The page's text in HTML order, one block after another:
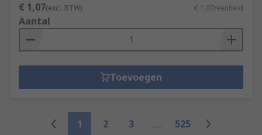
€ 1,07(excl. BTW) € 1,07/eenheid
Aantal
Toevoegen
1 2 3
525